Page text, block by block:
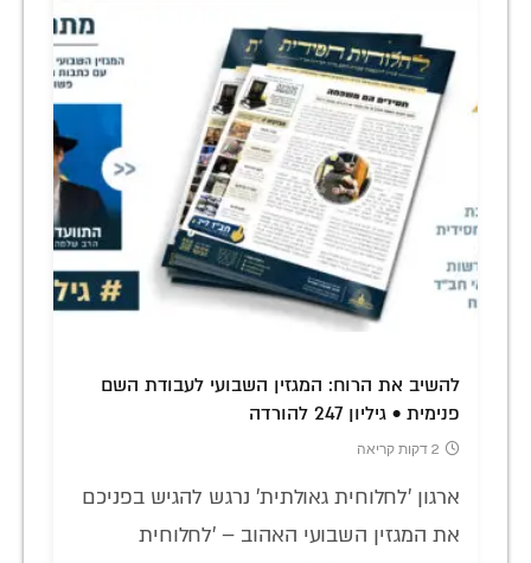
להשיב את הרוח: המגזין השבועי לעבודת השם
פנימית • גיליון 247 להורדה
2 דקות קריאה
ארגון 'לחלוחית גאולתית' נרגש להגיש בפניכם
את המגזין השבועי האהוב – 'לחלוחית